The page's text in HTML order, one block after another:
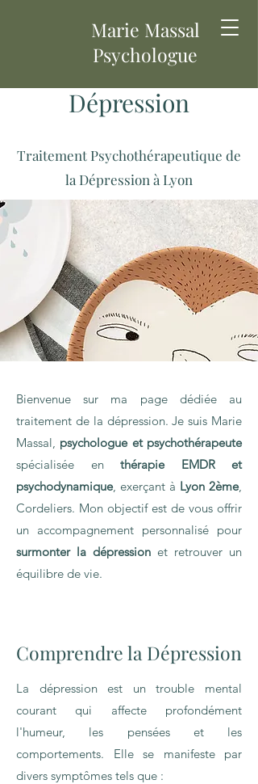
Marie Massal
Psychologue
Dépression
Traitement Psychothérapeutique de
la Dépression à Lyon
Bienvenue sur ma page dédiée au
traitement de la dépression. Je suis Marie
Massal, psychologue et psychothérapeute
spécialisée en thérapie EMDR et
psychodynamique, exerçant à Lyon 2ème,
Cordeliers. Mon objectif est de vous offrir
un accompagnement personnalisé pour
surmonter la dépression et retrouver un
équilibre de vie.
Comprendre la Dépression
La dépression est un trouble mental
courant qui affecte profondément
l'humeur, les pensées et les
comportements. Elle se manifeste par
divers symptômes tels que :